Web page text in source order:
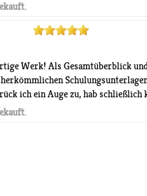
Werk! Als Gesamtüberblick
ich ein Auge zu, hab schließlich